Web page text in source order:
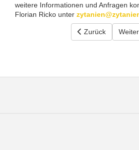
weitere Informationen und Anfragen
Florian Ricko unter
Vorheriger Beitrag:
Zurück Weiter